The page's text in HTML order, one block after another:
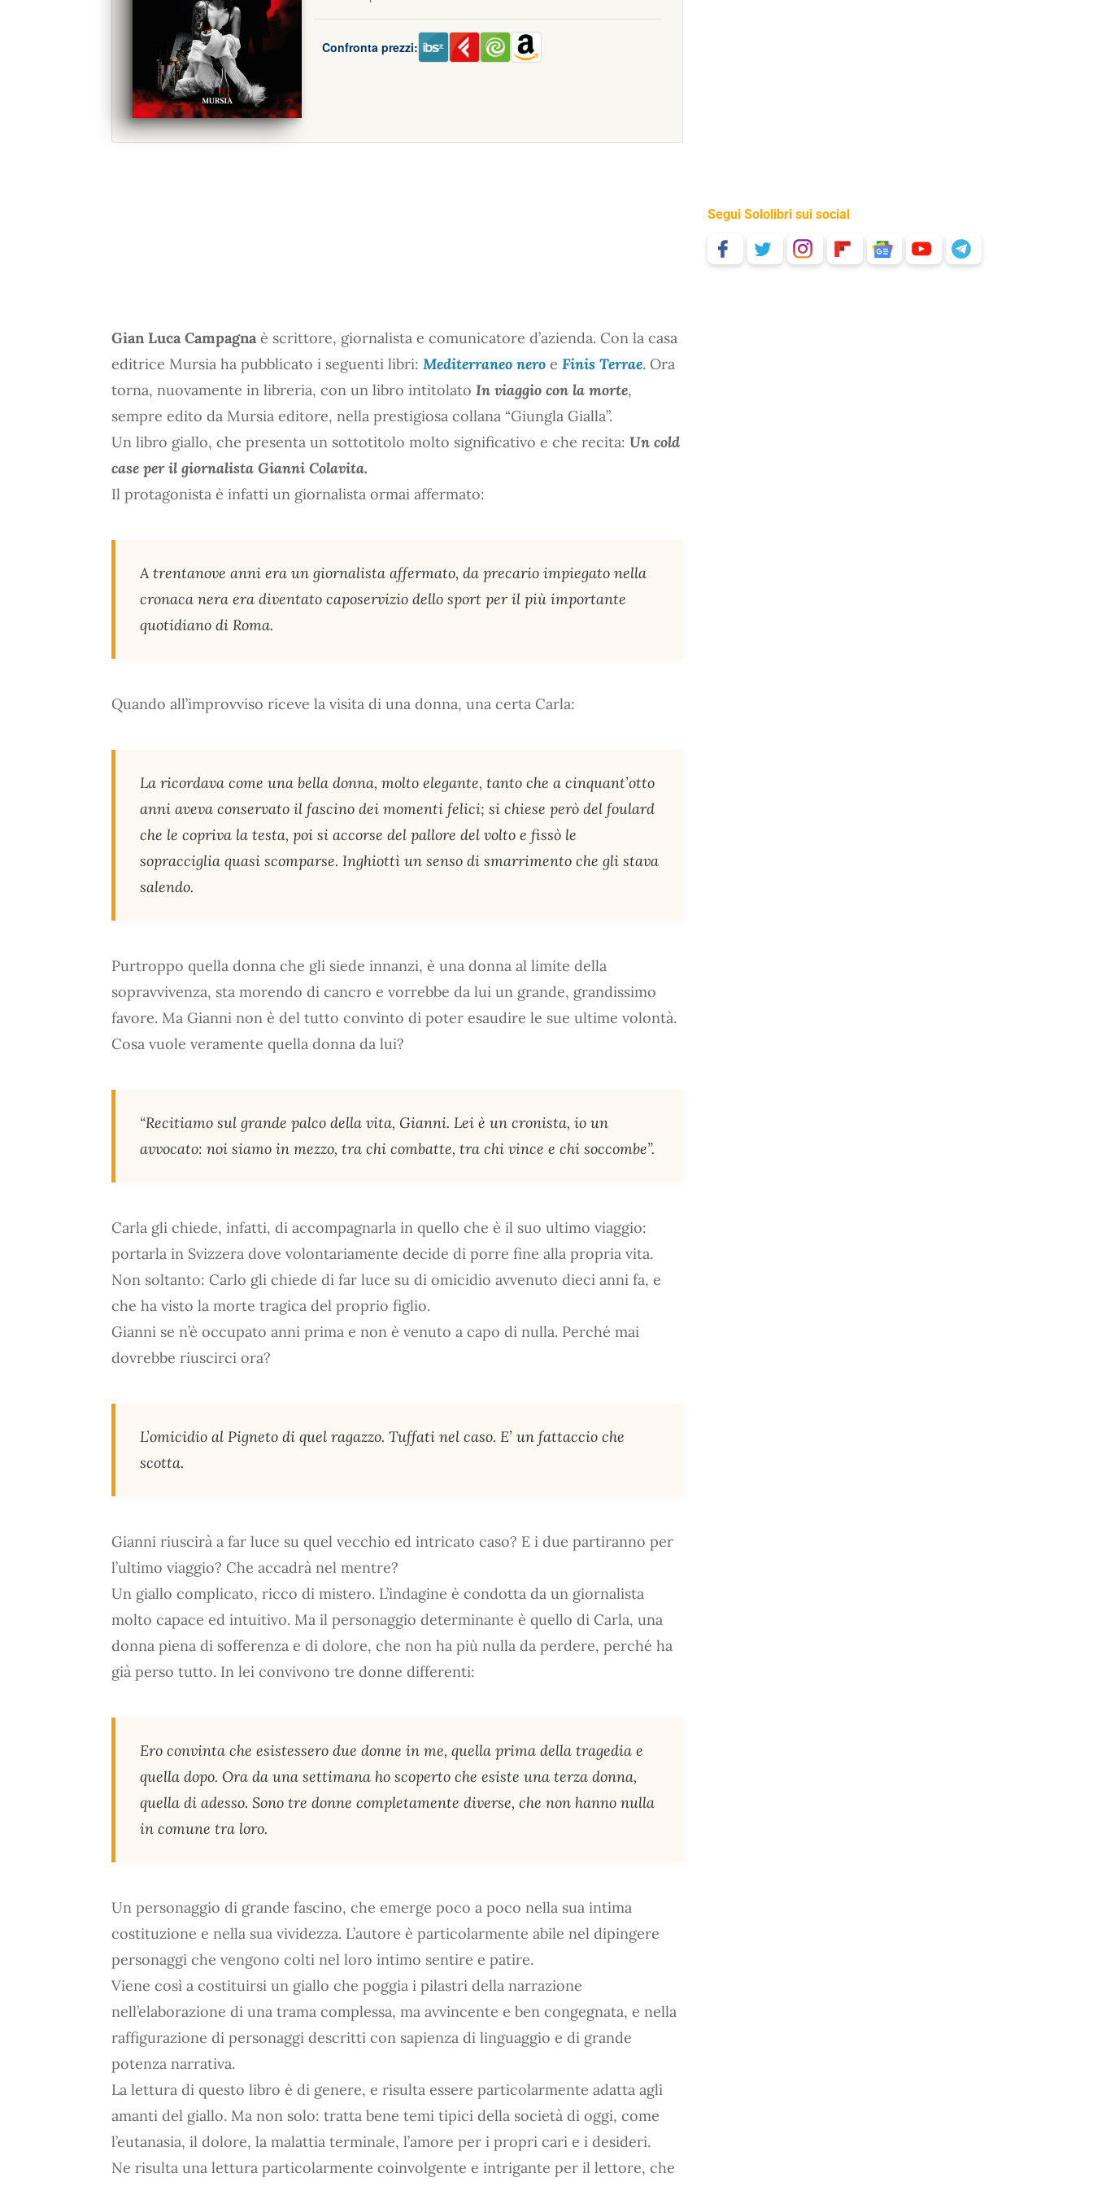
Confronta prezzi:
Gian Luca Campagna è scrittore, giornalista e comunicatore d’azienda. Con la casa
editrice Mursia ha pubblicato i seguenti libri: Mediterraneo nero e Finis Terrae. Ora
torna, nuovamente in libreria, con un libro intitolato In viaggio con la morte,
sempre edito da Mursia editore, nella prestigiosa collana “Giungla Gialla”.
Un libro giallo, che presenta un sottotitolo molto significativo e che recita: Un cold
case per il giornalista Gianni Colavita.
Il protagonista è infatti un giornalista ormai affermato:
A trentanove anni era un giornalista affermato, da precario impiegato nella
cronaca nera era diventato caposervizio dello sport per il più importante
quotidiano di Roma.
Quando all’improvviso riceve la visita di una donna, una certa Carla:
La ricordava come una bella donna, molto elegante, tanto che a cinquant’otto
anni aveva conservato il fascino dei momenti felici; si chiese però del foulard
che le copriva la testa, poi si accorse del pallore del volto e fissò le
sopracciglia quasi scomparse. Inghiottì un senso di smarrimento che gli stava
salendo.
Purtroppo quella donna che gli siede innanzi, è una donna al limite della
sopravvivenza, sta morendo di cancro e vorrebbe da lui un grande, grandissimo
favore. Ma Gianni non è del tutto convinto di poter esaudire le sue ultime volontà.
Cosa vuole veramente quella donna da lui?
“Recitiamo sul grande palco della vita, Gianni. Lei è un cronista, io un
avvocato: noi siamo in mezzo, tra chi combatte, tra chi vince e chi soccombe”.
Carla gli chiede, infatti, di accompagnarla in quello che è il suo ultimo viaggio:
portarla in Svizzera dove volontariamente decide di porre fine alla propria vita.
Non soltanto: Carlo gli chiede di far luce su di omicidio avvenuto dieci anni fa, e
che ha visto la morte tragica del proprio figlio.
Gianni se n’è occupato anni prima e non è venuto a capo di nulla. Perché mai
dovrebbe riuscirci ora?
L’omicidio al Pigneto di quel ragazzo. Tuffati nel caso. E’ un fattaccio che
scotta.
Gianni riuscirà a far luce su quel vecchio ed intricato caso? E i due partiranno per
l’ultimo viaggio? Che accadrà nel mentre?
Un giallo complicato, ricco di mistero. L’indagine è condotta da un giornalista
molto capace ed intuitivo. Ma il personaggio determinante è quello di Carla, una
donna piena di sofferenza e di dolore, che non ha più nulla da perdere, perché ha
già perso tutto. In lei convivono tre donne differenti:
Ero convinta che esistessero due donne in me, quella prima della tragedia e
quella dopo. Ora da una settimana ho scoperto che esiste una terza donna,
quella di adesso. Sono tre donne completamente diverse, che non hanno nulla
in comune tra loro.
Un personaggio di grande fascino, che emerge poco a poco nella sua intima
costituzione e nella sua vividezza. L’autore è particolarmente abile nel dipingere
personaggi che vengono colti nel loro intimo sentire e patire.
Viene così a costituirsi un giallo che poggia i pilastri della narrazione
nell’elaborazione di una trama complessa, ma avvincente e ben congegnata, e nella
raffigurazione di personaggi descritti con sapienza di linguaggio e di grande
potenza narrativa.
La lettura di questo libro è di genere, e risulta essere particolarmente adatta agli
amanti del giallo. Ma non solo: tratta bene temi tipici della società di oggi, come
l’eutanasia, il dolore, la malattia terminale, l’amore per i propri cari e i desideri.
Ne risulta una lettura particolarmente coinvolgente e intrigante per il lettore, che
Segui Sololibri sui social